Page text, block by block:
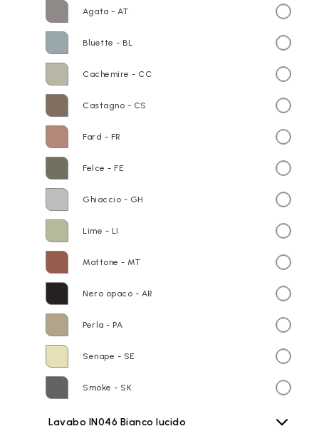
Agata - AT
Bluette - BL
Cachemire - CC
Castagno - CS
Fard - FR
Felce - FE
Ghiaccio - GH
Lime - LI
Mattone - MT
Nero opaco - AR
Perla - PA
Senape - SE
Smoke - SK
Lavabo IN046 Bianco lucido